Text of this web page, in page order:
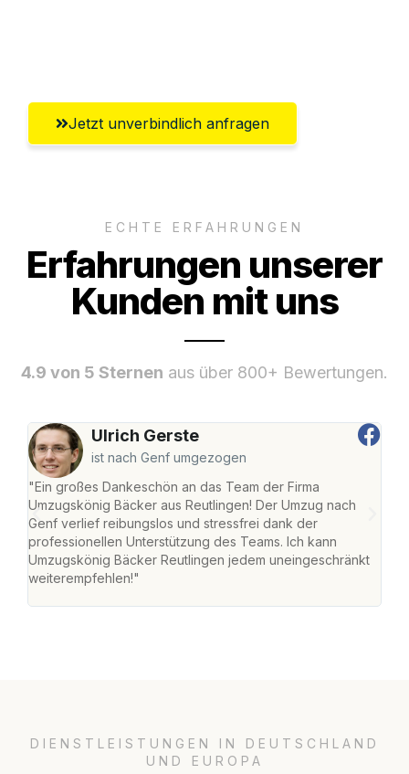
Jetzt unverbindlich anfragen
ECHTE ERFAHRUNGEN
Erfahrungen unserer
Kunden mit uns
4.9 von 5 Sternen aus über 800+ Bewertungen.
Ulrich Gerste
ist nach Genf umgezogen
"Ein großes Dankeschön an das Team der Firma
Umzugskönig Bäcker aus Reutlingen! Der Umzug nach
Genf verlief reibungslos und stressfrei dank der
professionellen Unterstützung des Teams. Ich kann
Umzugskönig Bäcker Reutlingen jedem uneingeschränkt
weiterempfehlen!"
DIENSTLEISTUNGEN IN DEUTSCHLAND
UND EUROPA